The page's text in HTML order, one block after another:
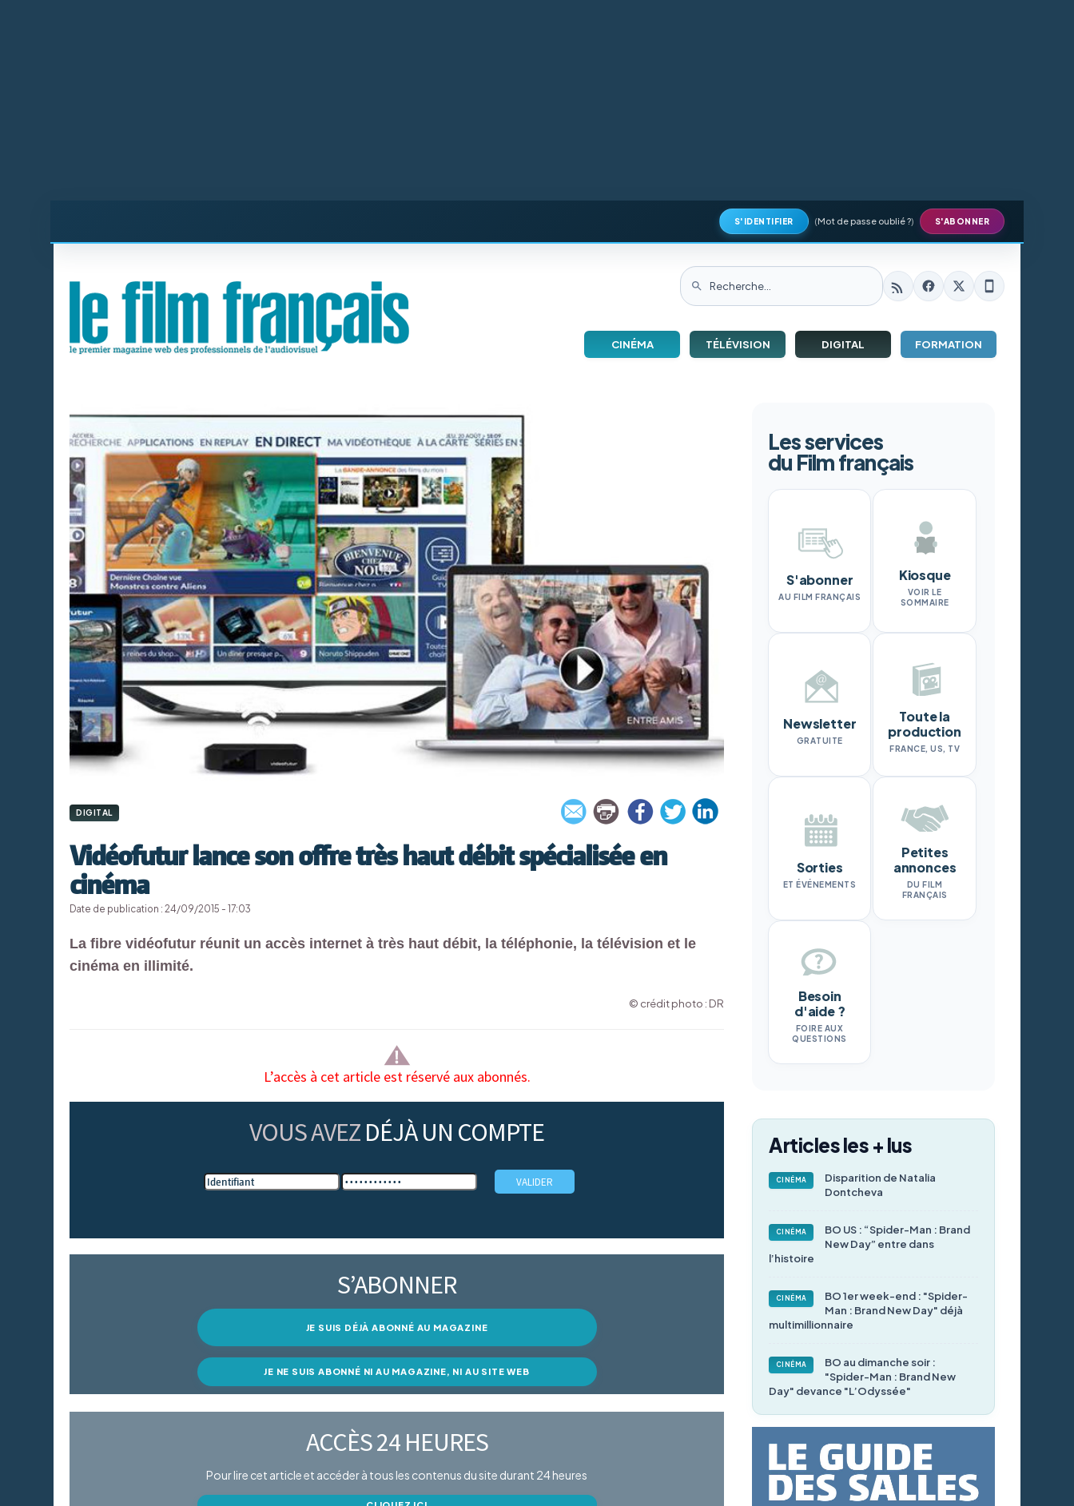
S'IDENTIFIER (Mot de passe oublié ?) S'ABONNER
CINÉMA TÉLÉVISION DIGITAL FORMATION
DIGITAL
Vidéofutur lance son offre très haut débit spécialisée en
cinéma
Date de publication : 24/09/2015 - 17:03
La fibre vidéofutur réunit un accès internet à très haut débit, la téléphonie, la télévision et le
cinéma en illimité.
© crédit photo : DR
L’accès à cet article est réservé aux abonnés.
VOUS AVEZ DÉJÀ UN COMPTE
S’ABONNER
JE SUIS DÉJÀ ABONNÉ AU MAGAZINE
JE NE SUIS ABONNÉ NI AU MAGAZINE, NI AU SITE WEB
ACCÈS 24 HEURES
Pour lire cet article et accéder à tous les contenus du site durant 24 heures
Les services
du Film français
S'abonner
AU FILM FRANÇAIS
Kiosque
VOIR LE
SOMMAIRE
Newsletter
GRATUITE
Toute la
production
FRANCE, US, TV
Sorties
ET ÉVÉNEMENTS
Petites
annonces
DU FILM
FRANÇAIS
Besoin
d'aide ?
FOIRE AUX
QUESTIONS
Articles les + lus
CINÉMA
Disparition de Natalia
Dontcheva
CINÉMA
BO US : “Spider-Man : Brand
New Day” entre dans
l’histoire
CINÉMA
BO 1er week-end : "Spider-
Man : Brand New Day" déjà
multimillionnaire
CINÉMA
BO au dimanche soir :
"Spider-Man : Brand New
Day" devance "L’Odyssée"